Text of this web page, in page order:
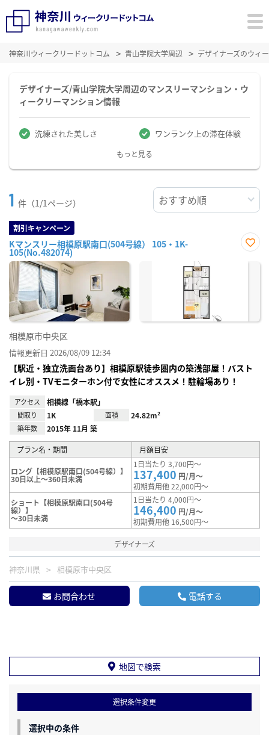
神奈川ウィークリードットコム 青山学院大学周辺 デザイナーズのウィ
デザイナーズ/青山学院大学周辺のマンスリーマンション・ウ
ィークリーマンション情報
洗練された美しさ ワンランク上の滞在体験
もっと見る
1 件（1/1ページ）
割引キャンペーン
Kマンスリー相模原駅南口(504号線） 105・1K-
105(No.482074)
に入
相模原市中央区
情報更新日 2026/08/09 12:34
【駅近・独立洗面台あり】相模原駅徒歩圏内の築浅部屋！バスト
イレ別・TVモニターホン付で女性にオススメ！駐輪場あり！
アクセス 相模線「橋本駅」
間取り 1K 面積 24.82m²
築年数 2015年 11月 築
プラン名・期間 月額目安
ロング【相模原駅南口(504号線）】
30日以上～360日未満
1日当たり 3,700円～
137,400 円/月～
初期費用他 22,000円～
ショート【相模原駅南口(504号
線）】
～30日未満
1日当たり 4,000円～
146,400 円/月～
初期費用他 16,500円～
デザイナーズ
神奈川県 相模原市中央区
お問合わせ 電話する
地図で検索
選択条件変更
選択中の条件